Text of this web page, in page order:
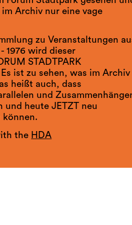
Archiv nur eine vage
zu Veranstaltungen
1976 wird dieser
STADTPARK
ist zu sehen, was im Archiv
heißt auch, dass
und
und heute JETZT neu
können.
the HDA